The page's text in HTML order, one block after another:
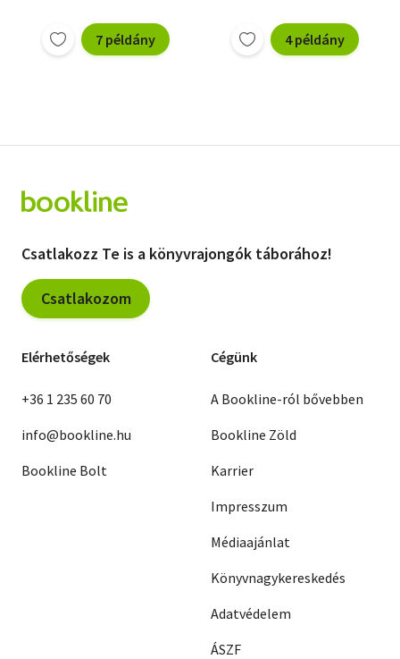
7 példány 4 példány
Csatlakozz Te is a könyvrajongók táborához!
Csatlakozom
Elérhetőségek
+36 1 235 60 70
info@bookline.hu
Bookline Bolt
Cégünk
A Bookline-ról bővebben
Bookline Zöld
Karrier
Impresszum
Médiaajánlat
Könyvnagykereskedés
Adatvédelem
ÁSZF